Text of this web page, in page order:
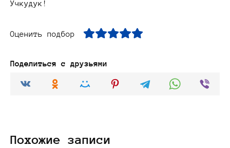
Оценить подбор
Поделиться с друзьями
Похожие записи